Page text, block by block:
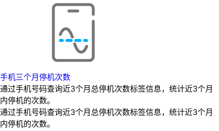
手机三个月停机次数
通过手机号码查询近3个月总停机次数标签信息，统计近3个月
内停机的次数。
通过手机号码查询近3个月总停机次数标签信息，统计近3个月
内停机的次数。